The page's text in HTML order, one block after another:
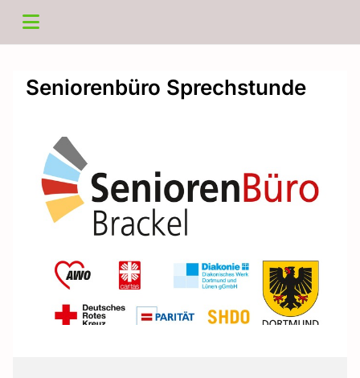
Seniorenbüro Sprechstunde